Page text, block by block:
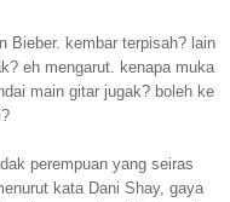
Bieber. kembar terpisah? lain
eh mengarut. kenapa muka
main gitar jugak? boleh ke
perempuan yang seiras
kata Dani Shay, gaya